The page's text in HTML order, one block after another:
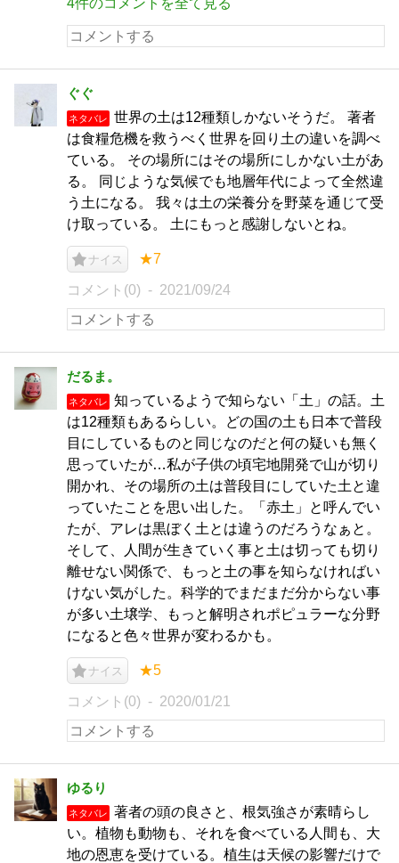
4件のコメントを全て見る
ぐぐ
ネタバレ
世界の土は12種類しかないそうだ。 著者
は食糧危機を救うべく世界を回り土の違いを調べ
ている。 その場所にはその場所にしかない土があ
る。 同じような気候でも地層年代によって全然違
う土になる。 我々は土の栄養分を野菜を通じて受
け取っている。 土にもっと感謝しないとね。
ナイス ★7
コメント(0) 2021/09/24
だるま。
ネタバレ
知っているようで知らない「土」の話。土
は12種類もあるらしい。どの国の土も日本で普段
目にしているものと同じなのだと何の疑いも無く
思っていたが…私が子供の頃宅地開発で山が切り
開かれ、その場所の土は普段目にしていた土と違
っていたことを思い出した。「赤土」と呼んでい
たが、アレは黒ぼく土とは違うのだろうなぁと。
そして、人間が生きていく事と土は切っても切り
離せない関係で、もっと土の事を知らなければい
けない気がした。科学的でまだまだ分からない事
が多い土壌学、もっと解明されポピュラーな分野
になると色々世界が変わるかも。
ナイス ★5
コメント(0) 2020/01/21
ゆるり
ネタバレ
著者の頭の良さと、根気強さが素晴らし
い。植物も動物も、それを食べている人間も、大
地の恩恵を受けている。植生は天候の影響だけで